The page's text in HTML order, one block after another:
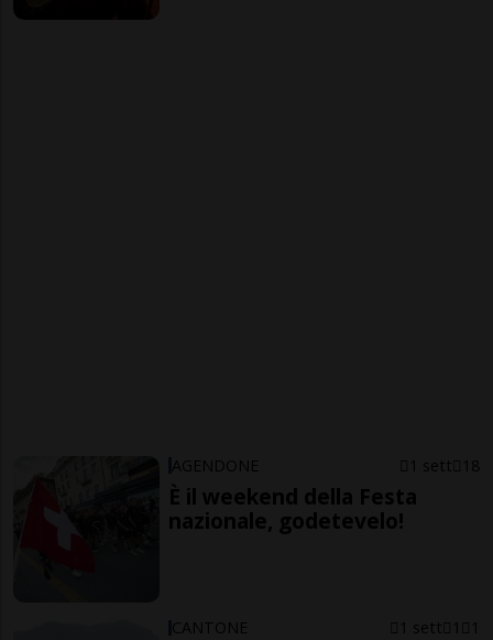
AGENDONE 1 sett 18
È il weekend della Festa
nazionale, godetevelo!
CANTONE 1 sett 1 1